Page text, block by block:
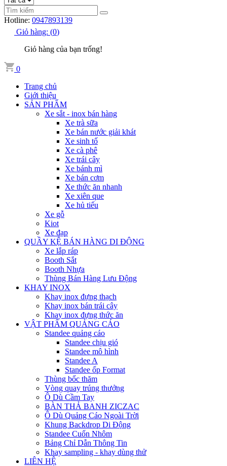
Hotline: 0947893139
Giỏ hàng: (0)
Giỏ hàng của bạn trống!
0
Trang chủ
Giới thiệu
SẢN PHẨM
Xe sắt - inox bán hàng
Xe trà sữa
Xe bán nước giải khát
Xe sinh tố
Xe cà phê
Xe trái cây
Xe bánh mì
Xe bán cơm
Xe thức ăn nhanh
Xe xiên que
Xe hủ tiếu
Xe gỗ
Kiot
Xe đạp
QUẦY KỆ BÁN HÀNG DI ĐỘNG
Xe lắp ráp
Booth Sắt
Booth Nhựa
Thùng Bán Hàng Lưu Động
KHAY INOX
Khay inox đựng thạch
Khay inox bán trái cây
Khay inox đựng thức ăn
VẬT PHẨM QUẢNG CÁO
Standee quảng cáo
Standee chịu gió
Standee mô hình
Standee A
Standee ốp Format
Thùng bốc thăm
Vòng quay trúng thưởng
Ô Dù Cầm Tay
BÀN THẢ BANH ZICZAC
Ô Dù Quảng Cáo Ngoài Trời
Khung Backdrop Di Động
Standee Cuốn Nhôm
Bảng Chỉ Dẫn Thông Tin
Khay sampling - khay dùng thử
LIÊN HỆ